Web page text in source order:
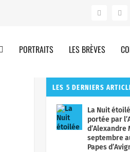
PORTRAITS LES BRÈVES
LES 5 DERNIERS
La Nuit
portée par
d’Alexandre
septembre
Papes